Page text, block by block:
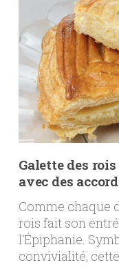
Galette des
avec des
Comme chaque
rois fait son
l'Épiphanie.
convivialité,